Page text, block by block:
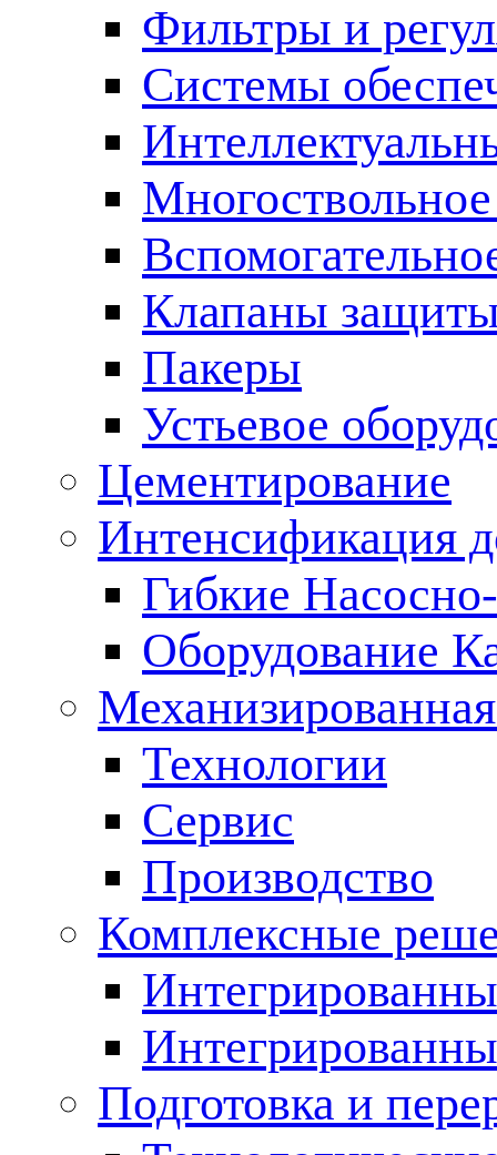
Фильтры и
Cистемы
Клапаны
Пакеры
Устьевое
Цементирование
Интенсификация
Гибкие
Оборудование
Технологии
Сервис
Производство
Комплексные
Подготовка и